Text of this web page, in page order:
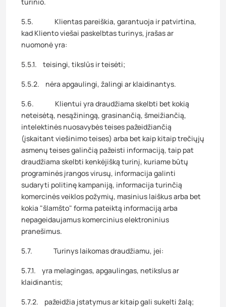
5.5. Klientas pareiškia, garantuoja ir patvirtina,
kad Kliento viešai paskelbtas turinys, įrašas ar
nuomonė yra:
5.5.1. teisingi, tikslūs ir teisėti;
5.5.2. nėra apgaulingi, žalingi ar klaidinantys.
5.6. Klientui yra draudžiama skelbti bet kokią
neteisėtą, nesąžiningą, grasinančią, šmeižiančią,
intelektinės nuosavybės teises pažeidžiančią
(įskaitant viešinimo teises) arba bet kaip kitaip trečiųjų
asmenų teises galinčią pažeisti informaciją, taip pat
draudžiama skelbti kenkėjišką turinį, kuriame būtų
programinės įrangos virusų, informacija galinti
sudaryti politinę kampaniją, informacija turinčią
komercinės veiklos požymių, masinius laiškus arba bet
kokia "šlamšto" forma pateiktą informaciją arba
nepageidaujamus komercinius elektroninius
pranešimus.
5.7. Turinys laikomas draudžiamu, jei:
5.7.1. yra melagingas, apgaulingas, netikslus ar
klaidinantis;
5.7.2. pažeidžia įstatymus ar kitaip gali sukelti žalą;